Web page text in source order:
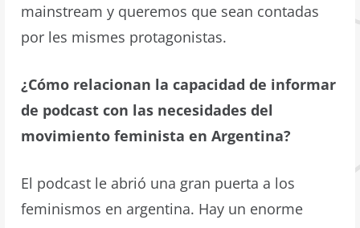
mainstream y queremos que sean contadas
por les mismes protagonistas.
¿Cómo relacionan la capacidad de informar
de podcast con las necesidades del
movimiento feminista en Argentina?
El podcast le abrió una gran puerta a los
feminismos en argentina. Hay un enorme